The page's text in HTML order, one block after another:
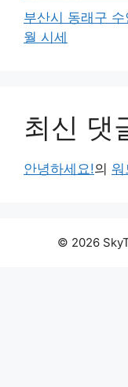
부산시 동래구
월 시세
최신 댓
안녕하세요!의
© 2026